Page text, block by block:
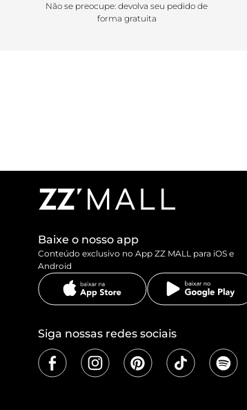
Não se preocupe: devolva seu pedido de
forma gratuita
Baixe o nosso app
Conteúdo exclusivo no App ZZ MALL para iOS e
Android
Siga nossas redes sociais